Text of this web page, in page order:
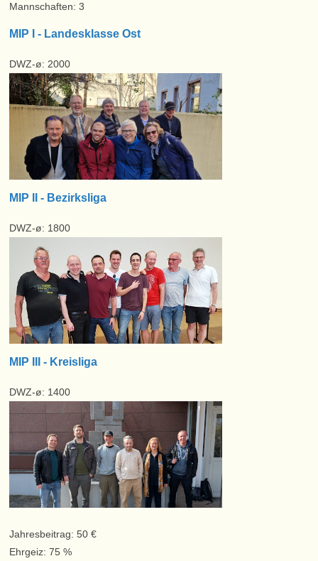
Mannschaften: 3
MIP I - Landesklasse Ost
DWZ-ø: 2000
MIP II - Bezirksliga
DWZ-ø: 1800
MIP III - Kreisliga
DWZ-ø: 1400
Jahresbeitrag: 50 €
Ehrgeiz: 75 %